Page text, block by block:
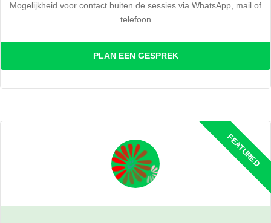
Mogelijkheid voor contact buiten de sessies via WhatsApp, mail of
telefoon
PLAN EEN GESPREK